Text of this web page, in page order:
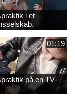
i et
01:19
på en TV-